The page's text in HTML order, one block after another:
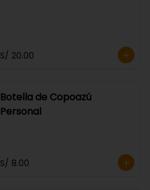
S/ 20.00
Botella de Copoazú
Personal
S/ 8.00